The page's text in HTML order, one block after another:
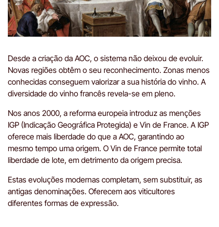
Desde a criação da AOC, o sistema não deixou de evoluir.
Novas regiões obtêm o seu reconhecimento. Zonas menos
conhecidas conseguem valorizar a sua história do vinho. A
diversidade do vinho francês revela-se em pleno.
Nos anos 2000, a reforma europeia introduz as menções
IGP (Indicação Geográfica Protegida) e Vin de France. A IGP
oferece mais liberdade do que a AOC, garantindo ao
mesmo tempo uma origem. O Vin de France permite total
liberdade de lote, em detrimento da origem precisa.
Estas evoluções modernas completam, sem substituir, as
antigas denominações. Oferecem aos viticultores
diferentes formas de expressão.